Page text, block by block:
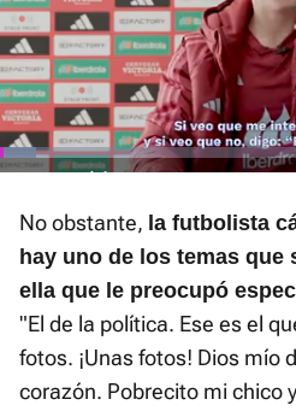
Time
Loaded
El sonido está
activarlo desde la
No obstante, la futbolista
hay uno de los temas que
ella que le preocupó
"El de la política. Ese es el
fotos. ¡Unas fotos! Dios mío
corazón. Pobrecito mi chico